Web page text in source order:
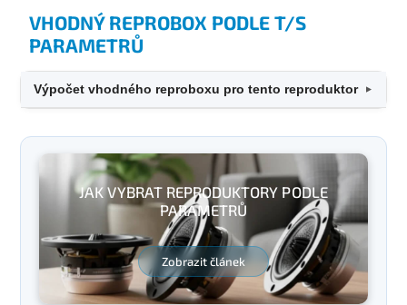
VHODNÝ REPROBOX PODLE T/S
PARAMETRŮ
Výpočet vhodného reproboxu pro tento reproduktor ▼
JAK VYBRAT REPRODUKTORY PODLE
PARAMETRŮ
Zobrazit článek